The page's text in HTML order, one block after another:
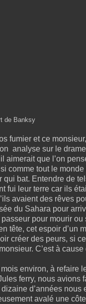
de Banksy
fumier et ce
analyse sur le
aimerait que l’on
comme tout le
bat. Entendre de
fui leur terre car ils
avaient des rêves
du Sahara pour
passeur pour mourir
tête, cet espoir d’un
créer des peurs, si
C’est à
environ, à refaire
ferry, nous avions
d’années nous
avalé une